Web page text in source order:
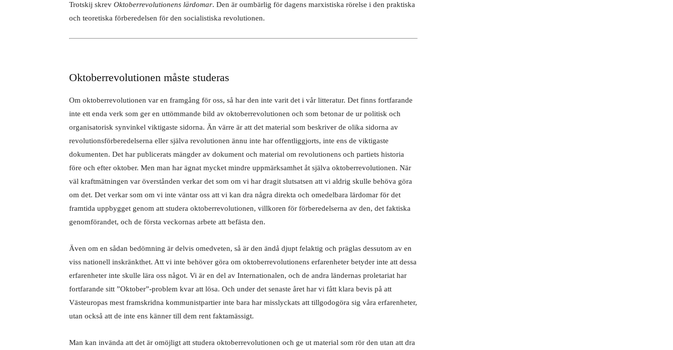
Trotskij skrev Oktoberrevolutionens lärdomar. Den är oumbärlig för dagens marxistiska rörelse i den praktiska
och teoretiska förberedelsen för den socialistiska revolutionen.
Oktoberrevolutionen måste studeras
Om oktoberrevolutionen var en framgång för oss, så har den inte varit det i vår litteratur. Det finns fortfarande
inte ett enda verk som ger en uttömmande bild av oktoberrevolutionen och som betonar de ur politisk och
organisatorisk synvinkel viktigaste sidorna. Än värre är att det material som beskriver de olika sidorna av
revolutionsförberedelserna eller själva revolutionen ännu inte har offentliggjorts, inte ens de viktigaste
dokumenten. Det har publicerats mängder av dokument och material om revolutionens och partiets historia
före och efter oktober. Men man har ägnat mycket mindre uppmärksamhet åt själva oktoberrevolutionen. När
väl kraftmätningen var överstånden verkar det som om vi har dragit slutsatsen att vi aldrig skulle behöva göra
om det. Det verkar som om vi inte väntar oss att vi kan dra några direkta och omedelbara lärdomar för det
framtida uppbygget genom att studera oktoberrevolutionen, villkoren för förberedelserna av den, det faktiska
genomförandet, och de första veckornas arbete att befästa den.
Även om en sådan bedömning är delvis omedveten, så är den ändå djupt felaktig och präglas dessutom av en
viss nationell inskränkthet. Att vi inte behöver göra om oktoberrevolutionens erfarenheter betyder inte att dessa
erfarenheter inte skulle lära oss något. Vi är en del av Internationalen, och de andra ländernas proletariat har
fortfarande sitt ”Oktober”-problem kvar att lösa. Och under det senaste året har vi fått klara bevis på att
Västeuropas mest framskridna kommunistpartier inte bara har misslyckats att tillgodogöra sig våra erfarenheter,
utan också att de inte ens känner till dem rent faktamässigt.
Man kan invända att det är omöjligt att studera oktoberrevolutionen och ge ut material som rör den utan att dra